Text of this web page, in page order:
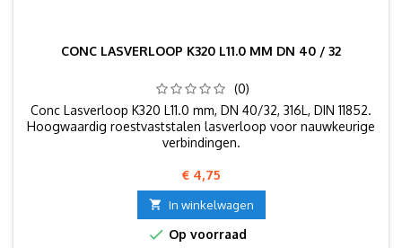
CONC LASVERLOOP K320 L11.0 MM DN 40 / 32
(0)
Conc Lasverloop K320 L11.0 mm, DN 40/32, 316L, DIN 11852.
Hoogwaardig roestvaststalen lasverloop voor nauwkeurige
verbindingen.
Prijs
€ 4,75
 In winkelwagen
 Op voorraad